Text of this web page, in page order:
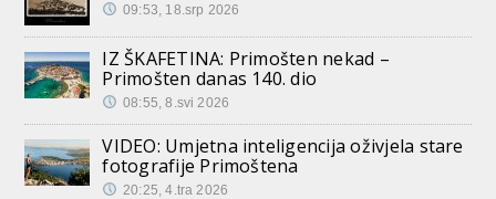
09:53, 18.srp 2026
IZ ŠKAFETINA: Primošten nekad –
Primošten danas 140. dio
08:55, 8.svi 2026
VIDEO: Umjetna inteligencija oživjela stare
fotografije Primoštena
20:25, 4.tra 2026